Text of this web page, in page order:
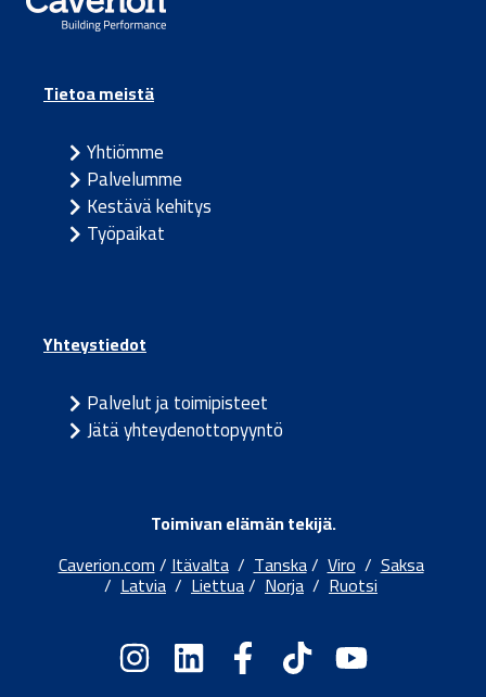
Tietoa meistä
Yhtiömme
Palvelumme
Kestävä kehitys
Työpaikat
Yhteystiedot
Palvelut ja toimipisteet
Jätä yhteydenottopyyntö
Toimivan elämän tekijä.
Caverion.com/Itävalta/Tanska/Viro/Saksa
/ Latvia / Liettua/ Norja / Ruotsi